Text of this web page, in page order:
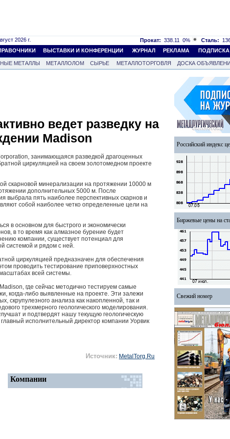
2026 г. Прокат: 338.11 0% Сталь:
ВЫСТАВКИ И КОНФЕРЕНЦИИ ЖУРНАЛ РЕКЛАМА ПОДПИСКА
МЕТАЛЛЫ МЕТАЛЛОЛОМ СЫРЬЕ МЕТАЛЛОТОРГОВЛЯ
ДОСКА
ведет разведку на
Madison
занимающаяся разведкой драгоценных
циркуляцией на своем золотомедном проекте
скарновой минерализации на протяжении 10000 м
дополнительных 5000 м. После
выбрала пять наиболее перспективных скарнов и
собой наиболее четко определенные цели на
в основном для быстрого и экономически
в то время как алмазное бурение будет
компании, существует потенциал для
системой и рядом с ней.
циркуляцией предназначен для обеспечения
проводить тестирование приповерхностных
всей системы.
где сейчас методично тестируем самые
когда-либо выявленные на проекте. Эти залежи
скрупулезного анализа как накопленной, так и
трехмерного геологического моделирования.
и подтвердят нашу текущую геологическую
исполнительный директор компании Уорвик
Источник: MetalTorg.Ru
Компании
Российский индекс
Биржевые цены на
Свежий номер